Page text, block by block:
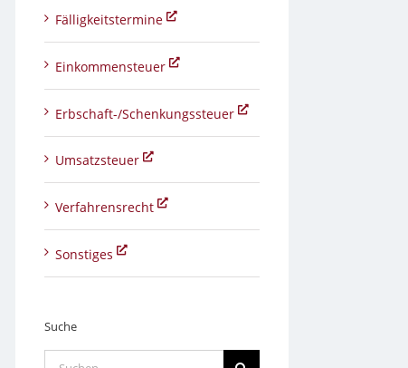
Fälligkeitstermine
Einkommensteuer
Erbschaft-/Schenkungssteuer
Umsatzsteuer
Verfahrensrecht
Sonstiges
Suche
Suche